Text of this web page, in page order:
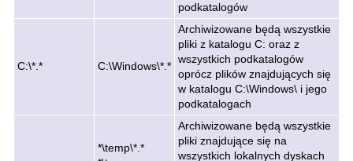
podkatalogów
C:\*.* C:\Windows\*.*
Archiwizowane będą wszystkie
pliki z katalogu C: oraz z
wszystkich podkatalogów
oprócz plików znajdujących się
w katalogu C:\Windows\ i jego
podkatalogach
*\temp\*.*
Archiwizowane będą wszystkie
pliki znajdujące się na
wszystkich lokalnych dyskach